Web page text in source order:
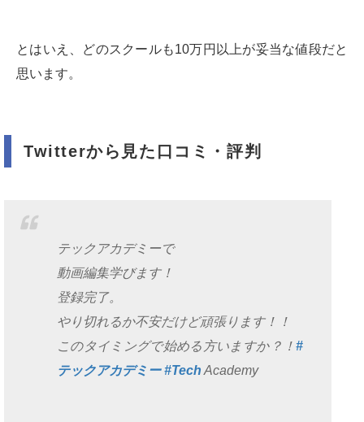
とはいえ、どのスクールも10万円以上が妥当な値段だと
思います。
Twitterから見た口コミ・評判
テックアカデミーで
動画編集学びます！
登録完了。
やり切れるか不安だけど頑張ります！！
このタイミングで始める方いますか？！#
テックアカデミー #Tech Academy